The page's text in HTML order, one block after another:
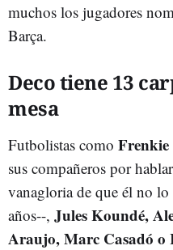
muchos los jugadores
Barça.
Deco tiene 13
mesa
Futbolistas como Frenkie
sus compañeros por
vanagloria de que él no lo
años--, Jules Koundé,
Araujo, Marc Casadó